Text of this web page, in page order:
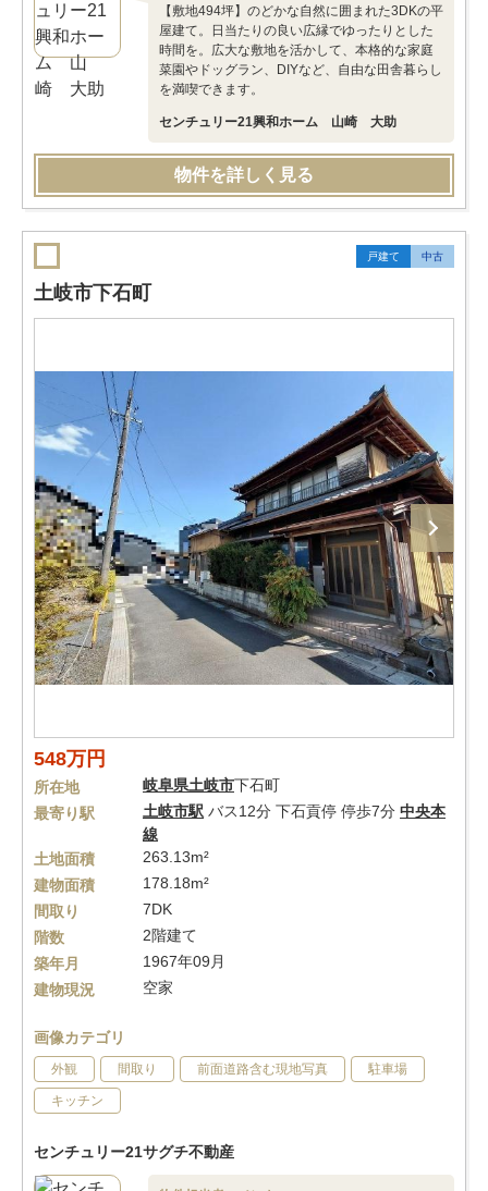
【敷地494坪】のどかな自然に囲まれた3DKの平
屋建て。日当たりの良い広縁でゆったりとした
時間を。広大な敷地を活かして、本格的な家庭
菜園やドッグラン、DIYなど、自由な田舎暮らし
を満喫できます。
センチュリー21興和ホーム 山崎 大助
物件を詳しく見る
戸建て 中古
土岐市下石町
548万円
所在地 岐阜県土岐市下石町
最寄り駅
土岐市駅 バス12分 下石貢停 停歩7分 中央本
線
土地面積
263.13m²
建物面積
178.18m²
間取り
7DK
階数
2階建て
築年月
1967年09月
建物現況
空家
画像カテゴリ
外観 間取り 前面道路含む現地写真 駐車場
キッチン
センチュリー21サグチ不動産